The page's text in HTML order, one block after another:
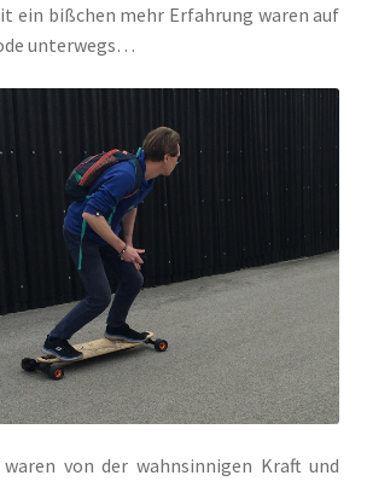
ein bißchen mehr Erfahrung waren auf
unterwegs…
waren von der wahnsinnigen Kraft und